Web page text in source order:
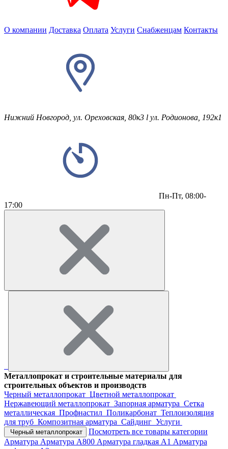
О компании Доставка Оплата Услуги Снабженцам Контакты
Нижний Новгород, ул. Ореховская, 80к3 l ул. Родионова, 192к1
Пн-Пт, 08:00-
17:00
Металлопрокат и строительные материалы для
строительных объектов и производств
Черный металлопрокат Цветной металлопрокат
Нержавеющий металлопрокат Запорная арматура Сетка
металлическая Профнастил Поликарбонат Теплоизоляция
для труб Композитная арматура Сайдинг Услуги
Черный металлопрокат
Посмотреть все товары категории
Арматура Арматура А800 Арматура гладкая А1 Арматура